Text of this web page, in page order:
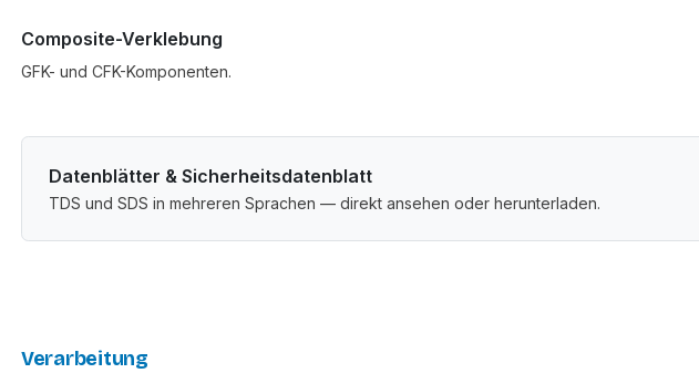
Composite-Verklebung
GFK- und CFK-Komponenten.
Datenblätter & Sicherheitsdatenblatt
TDS und SDS in mehreren Sprachen — direkt ansehen oder herunterladen.
Verarbeitung